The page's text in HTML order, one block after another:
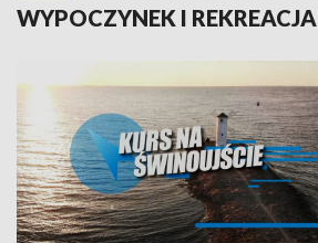
WYPOCZYNEK I REKREACJA